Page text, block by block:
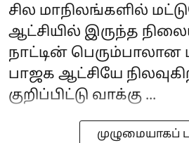
சில மாநிலங்களில்
ஆட்சியில் இருந்த
நாட்டின் பெரும்பாலான
பாஜக ஆட்சியே
குறிப்பிட்டு வாக்கு ...
முழுமையாகப்